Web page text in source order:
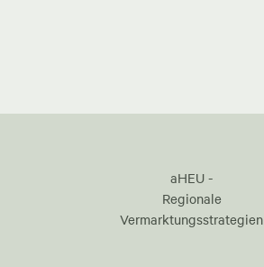
aHEU -
Regionale
Vermarktungsstrategien